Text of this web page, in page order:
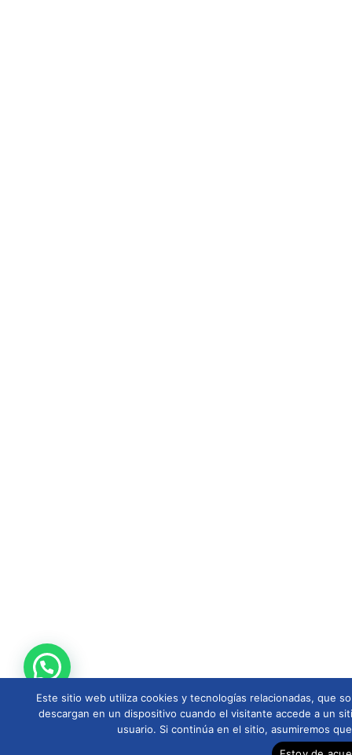
Este sitio web utiliza cookies y tecnologías relacionadas, que
descargan en un dispositivo cuando el visitante accede a un
usuario. Si continúa en el sitio, asumiremos